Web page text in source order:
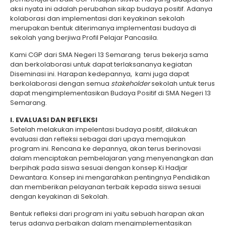
aksi nyata ini adalah perubahan sikap budaya positif. Adanya
kolaborasi dan implementasi dari keyakinan sekolah
merupakan bentuk diterimanya implementasi budaya di
sekolah yang berjiwa Profil Pelajar Pancasila.
Kami CGP dari SMA Negeri 13 Semarang terus bekerja sama
dan berkolaborasi untuk dapat terlaksananya kegiatan
Diseminasi ini. Harapan kedepannya, kami juga dapat
berkolaborasi dengan semua stakeholdersekolah untuk terus
dapat mengimplementasikan Budaya Positif di SMA Negeri 13
Semarang.
I. EVALUASI DAN REFLEKSI
Setelah melakukan impelentasi budaya positif, dilakukan
evaluasi dan refleksi sebagai dari upaya memajukan
program ini. Rencana ke depannya, akan terus berinovasi
dalam menciptakan pembelajaran yang menyenangkan dan
berpihak pada siswa sesuai dengan konsep Ki Hadjar
Dewantara. Konsep ini mengarahkan pentingnya Pendidikan
dan memberikan pelayanan terbaik kepada siswa sesuai
dengan keyakinan di Sekolah.
Bentuk refleksi dari program ini yaitu sebuah harapan akan
terus adanya perbaikan dalam mengimplementasikan